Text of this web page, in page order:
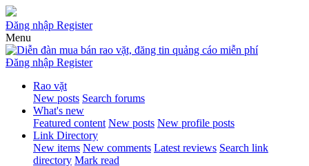
Đăng nhập Register
Menu
Đăng nhập Register
Rao vặt
New posts Search forums
What's new
Featured content New posts New profile posts
Link Directory
New items New comments Latest reviews Search link
directory Mark read